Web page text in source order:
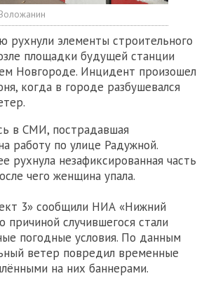
рухнули элементы строительного
площадки будущей станции
Новгороде. Инцидент произошел
когда в городе разбушевался
в СМИ, пострадавшая
работу по улице Радужной.
рухнула незафиксированная часть
чего женщина упала.
3» сообщили НИА «Нижний
причиной случившегося стали
погодные условия. По данным
ветер повредил временные
на них баннерами.